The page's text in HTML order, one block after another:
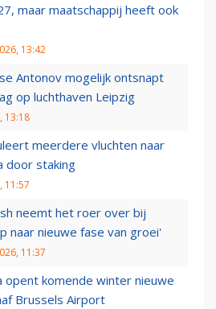
maar maatschappij heeft ook
13:42
Antonov mogelijk ontsnapt
op luchthaven Leipzig
13:18
meerdere vluchten naar
door staking
11:57
neemt het roer over bij
naar nieuwe fase van groei'
11:37
opent komende winter nieuwe
Brussels Airport